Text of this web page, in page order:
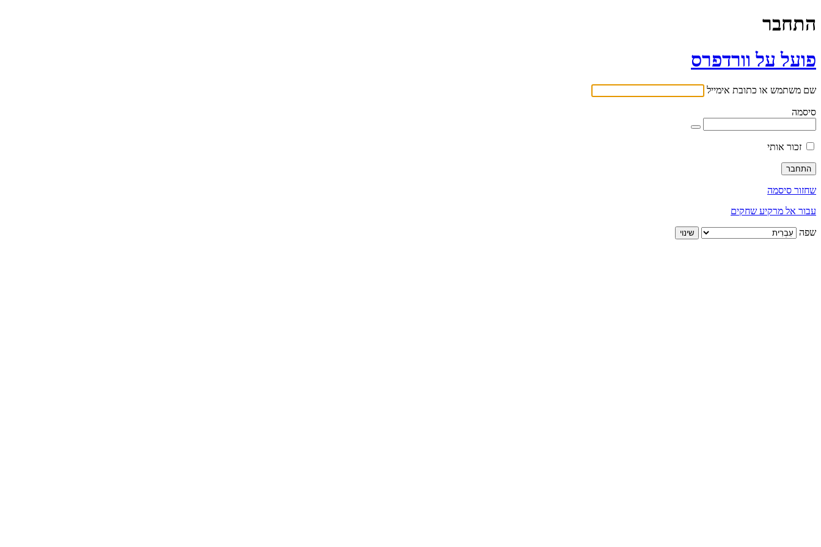
התחבר
פועל על וורדפרס
שם משתמש או כתובת אימייל
סיסמה
זכור אותי
שחזור סיסמה
עבור אל מרקיע שחקים
שפה